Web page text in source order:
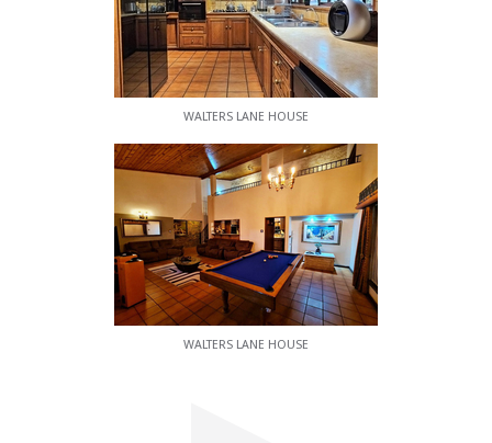
WALTERS LANE HOUSE
WALTERS LANE HOUSE